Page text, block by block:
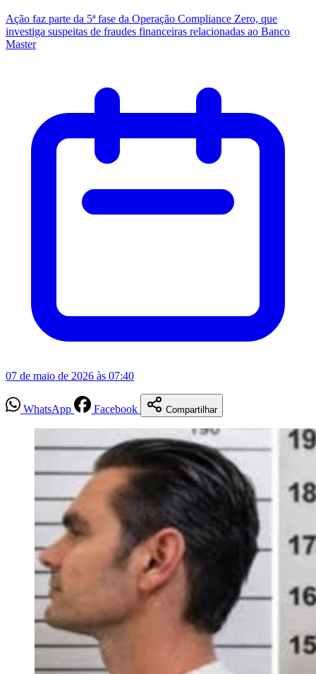
Ação faz parte da 5ª fase da Operação Compliance Zero, que
investiga suspeitas de fraudes financeiras relacionadas ao Banco
Master
07 de maio de 2026 às 07:40
WhatsApp Facebook Compartilhar